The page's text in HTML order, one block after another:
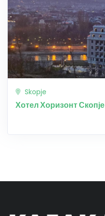
Skopje
Хотел Хоризонт Скопје